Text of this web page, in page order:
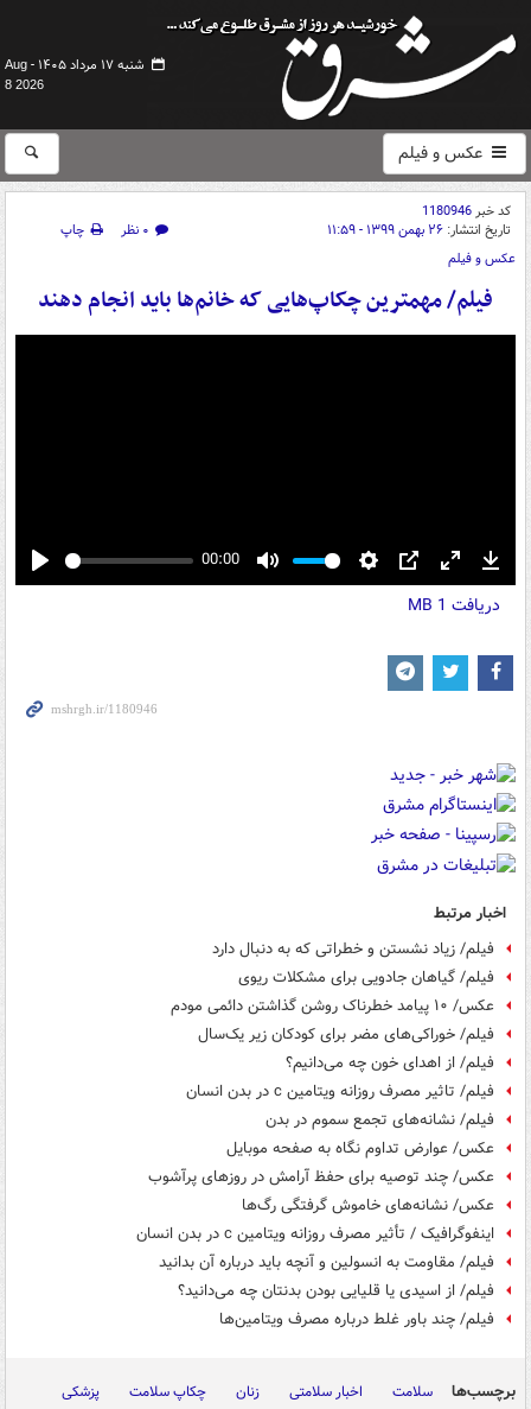
شنبه ۱۷ مرداد ۱۴۰۵ -
Aug
8 2026
عکس و فیلم
کد خبر1180946
تاریخ انتشار: ۲۶ بهمن ۱۳۹۹ - ۱۱:۵۹ ۰ نظر
چاپ
عکس و فیلم
فیلم/ مهمترین چکاپ‌هایی که خانم‌ها باید انجام دهند
Play
00:00
Mute Settings
PIP Enter
fullscreen
دریافت 1 MB
اخبار مرتبط
فیلم/ زیاد نشستن و خطراتی که به دنبال دارد
فیلم/ گیاهان جادویی برای مشکلات ریوی
عکس/ ۱۰ پیامد خطرناک روشن گذاشتن دائمی مودم
فیلم/ خوراکی‌های مضر برای کودکان زیر یک‌سال
فیلم/ از اهدای خون چه می‌دانیم؟
فیلم/ تاثیر مصرف روزانه ویتامین c در بدن انسان
فیلم/ نشانه‌های تجمع سموم در بدن
عکس/ عوارض تداوم نگاه به صفحه موبایل
عکس/ چند توصیه برای حفظ آرامش در روزهای پرآشوب
عکس/ نشانه‌های خاموش گرفتگی رگ‌ها
اینفوگرافیک / تأثیر مصرف روزانه ویتامین c در بدن انسان
فیلم/ مقاومت به انسولین و آنچه باید درباره آن بدانید
فیلم/ از اسیدی یا قلیایی بودن بدنتان چه می‌دانید؟
فیلم/ چند باور غلط درباره مصرف ویتامین‌ها
برچسب‌ها سلامت اخبار سلامتی زنان چکاپ سلامت پزشکی